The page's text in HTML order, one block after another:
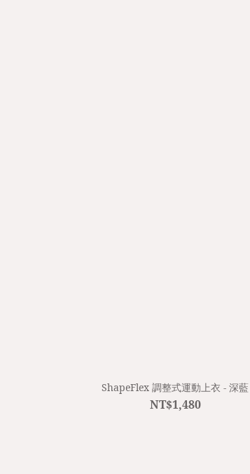
ShapeFlex 調整式運動上衣 - 深藍
NT$1,480